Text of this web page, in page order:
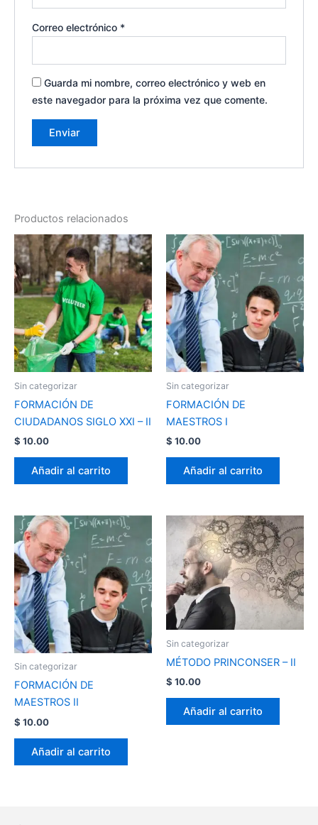
Correo electrónico *
Guarda mi nombre, correo electrónico y web en
este navegador para la próxima vez que comente.
Productos relacionados
Sin categorizar
FORMACIÓN DE
CIUDADANOS SIGLO XXI – II
$ 10.00
Añadir al carrito
Sin categorizar
FORMACIÓN DE
MAESTROS I
$ 10.00
Añadir al carrito
Sin categorizar
FORMACIÓN DE
MAESTROS II
$ 10.00
Añadir al carrito
Sin categorizar
MÉTODO PRINCONSER – II
$ 10.00
Añadir al carrito